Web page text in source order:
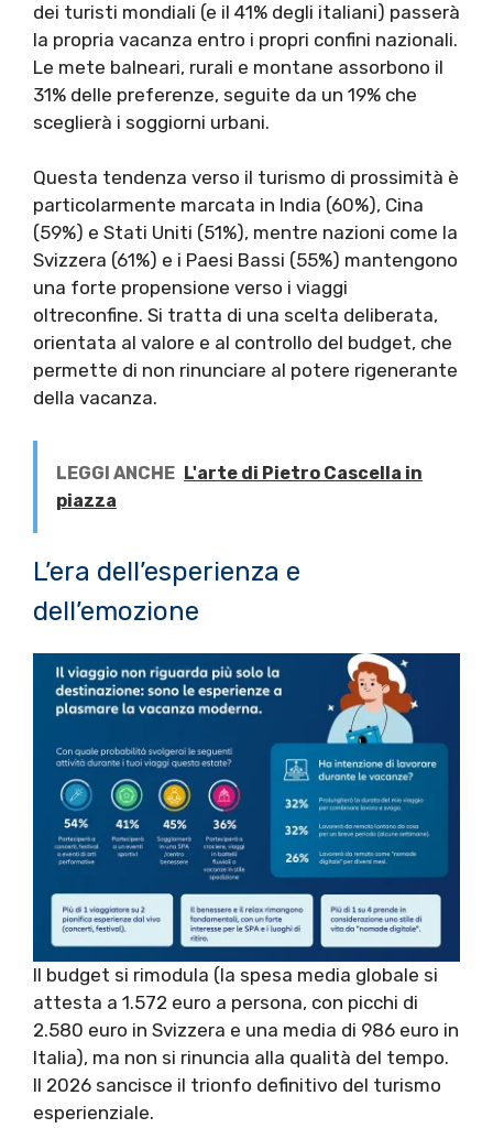
dei turisti mondiali (e il 41% degli italiani) passerà
la propria vacanza entro i propri confini nazionali.
Le mete balneari, rurali e montane assorbono il
31% delle preferenze, seguite da un 19% che
sceglierà i soggiorni urbani.
Questa tendenza verso il turismo di prossimità è
particolarmente marcata in India (60%), Cina
(59%) e Stati Uniti (51%), mentre nazioni come la
Svizzera (61%) e i Paesi Bassi (55%) mantengono
una forte propensione verso i viaggi
oltreconfine. Si tratta di una scelta deliberata,
orientata al valore e al controllo del budget, che
permette di non rinunciare al potere rigenerante
della vacanza.
LEGGI ANCHE L'arte di Pietro Cascella in
piazza
L’era dell’esperienza e
dell’emozione
Il budget si rimodula (la spesa media globale si
attesta a 1.572 euro a persona, con picchi di
2.580 euro in Svizzera e una media di 986 euro in
Italia), ma non si rinuncia alla qualità del tempo.
Il 2026 sancisce il trionfo definitivo del turismo
esperienziale.